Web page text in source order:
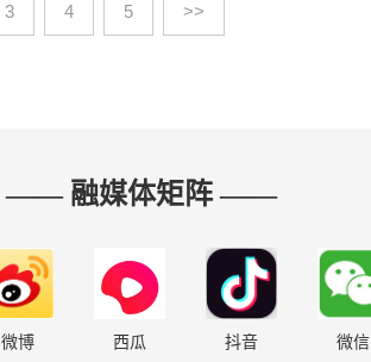
3 4 5 >>
—— 融媒体矩阵 ——
微博 西瓜 抖音 微信